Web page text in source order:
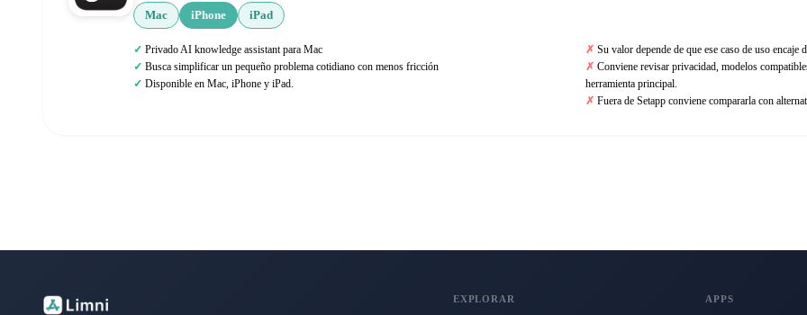
Mac iPhone iPad
Privado AI knowledge assistant para Mac
Busca simplificar un pequeño problema cotidiano con menos fricción
Disponible en Mac, iPhone y iPad.
Su valor depende de que ese caso de uso encaje
Conviene revisar privacidad, modelos
herramienta principal.
Fuera de Setapp conviene compararla con
EXPLORAR APPS